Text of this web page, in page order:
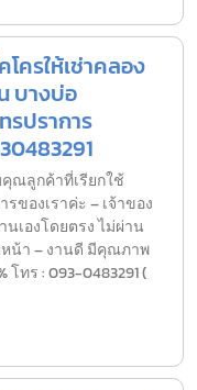
โครให้เช่าคลอง
บางบ่อ
รปราการ
ณลูกค้าที่เรียกใช้
รของเราค่ะ – เจ้าของ
นเองโดยตรง ไม่ผ่าน
น้า – งานดี มีคุณภาพ
โทร : 093-0483291 (